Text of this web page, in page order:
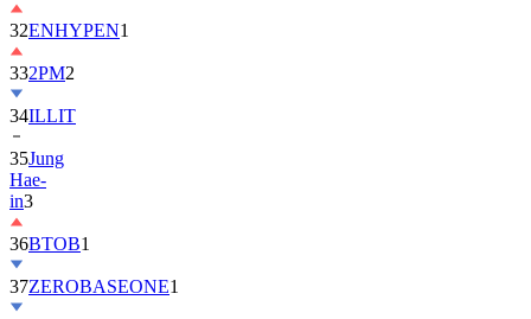
332PM2
34ILLIT
35Jung
Hae-
in3
36BTOB
37ZEROBASEONE
38SUPER
JUNIOR